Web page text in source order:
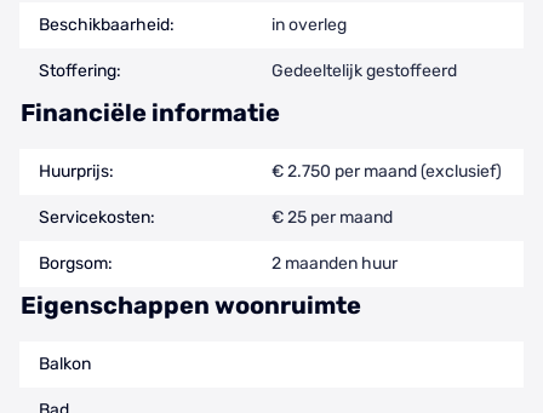
Beschikbaarheid: in overleg
Stoffering: Gedeeltelijk gestoffeerd
Financiële informatie
Huurprijs: € 2.750 per maand (exclusief)
Servicekosten: € 25 per maand
Borgsom: 2 maanden huur
Eigenschappen woonruimte
Balkon